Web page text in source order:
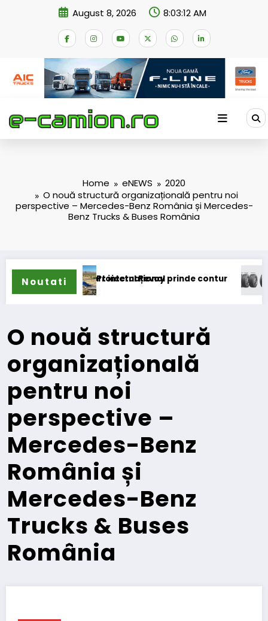
August 8, 2026 8:03:13 AM
Home eNEWS
2020
O nouă structură organizațională pentru noi
perspective – Mercedes-Benz România și Mercedes-
Benz Trucks & Buses România
Noutati
internaționalRevoy prinde contur Sailun își extinde
O nouă structură
organizațională
pentru noi
perspective –
Mercedes-Benz
România și
Mercedes-Benz
Trucks & Buses
România